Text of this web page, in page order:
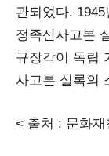
관되었다.
정족산사고본
규장각이 독립
사고본 실록의
< 출처 : 문화재